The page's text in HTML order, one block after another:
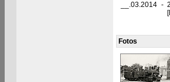
__.03.2014 -
Fotos